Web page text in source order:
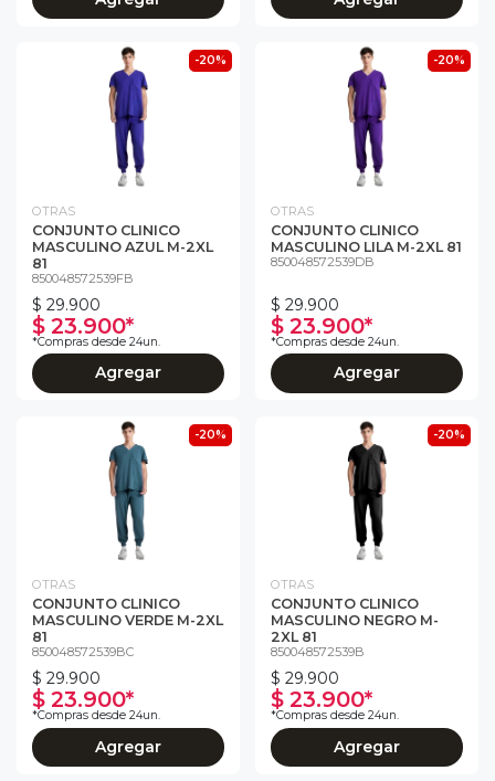
-20%
OTRAS
CONJUNTO CLINICO
MASCULINO AZUL M-2XL
81
850048572539FB
$ 29.900
$ 23.900*
*Compras desde 24un.
Agregar
-20%
OTRAS
CONJUNTO CLINICO
MASCULINO LILA M-2XL 81
850048572539DB
$ 29.900
$ 23.900*
*Compras desde 24un.
Agregar
-20%
OTRAS
CONJUNTO CLINICO
MASCULINO VERDE M-2XL
81
850048572539BC
$ 29.900
$ 23.900*
*Compras desde 24un.
Agregar
-20%
OTRAS
CONJUNTO CLINICO
MASCULINO NEGRO M-
2XL 81
850048572539B
$ 29.900
$ 23.900*
*Compras desde 24un.
Agregar